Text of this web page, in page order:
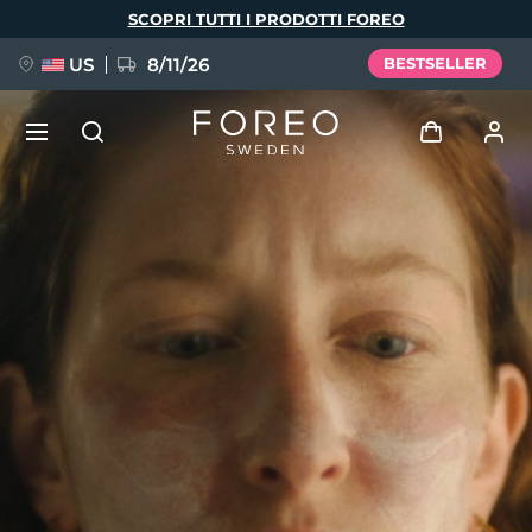
SCOPRI TUTTI I PRODOTTI FOREO
US 8/11/26 BESTSELLER
Accedi
Profilo utente
I miei dispositivi
I miei ordini
I miei indirizzi
I miei abbonamenti
FAQ™ Pure Beauty-Tech Elixir
issa™ Teeth Whitening Set
Deutsch
Español
Italiano
Português
Polski
Русский
简体中文 繁體中文